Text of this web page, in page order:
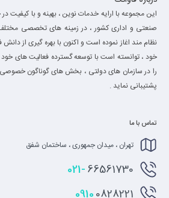
این مجموعه با ارایه خدمات نوین ، بهینه و با کیفیت
صنعتی و اداری کشور ، در زمینه های تخصصی
نظام مند اغاز نموده است و اکنون با بهره گیری از
خود ، توانسته است با توسعه گسترده فعالیت های
را در سازمان های دولتی ، بخش های گوناگون خصوصی
پشتیبانی نماید .
تماس با ما
تهران ، میدان جمهوری ، ساختمان شفق
021-66561730
09100828221